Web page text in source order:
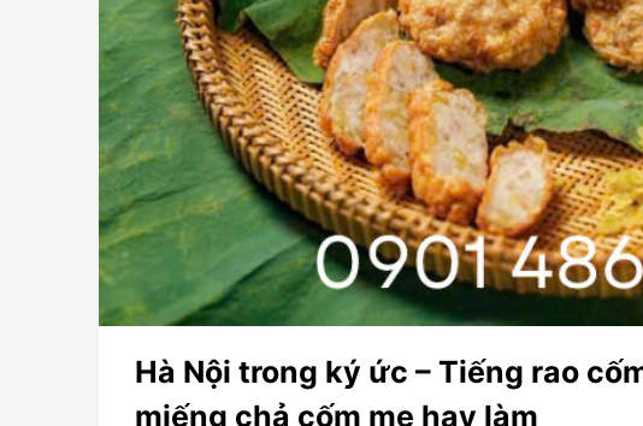
Hà Nội trong ký ức – Tiếng rao
miếng chả cốm mẹ hay làm